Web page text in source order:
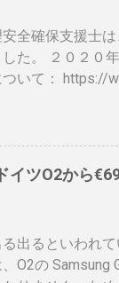
全確保支援士
た。 ２０２０
ついて： https://
年数によりグリ
でもこれって
公開番号なの
がかかるので、
ード返納する
イツO2から
る出るといわれ
O2の Samsung